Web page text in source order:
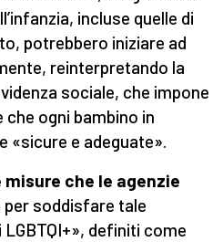
incluse quelle di
potrebbero iniziare ad
reinterpretando la
sociale, che impone
che ogni bambino in
«sicure e adeguate».
che le agenzie
per soddisfare tale
definiti come